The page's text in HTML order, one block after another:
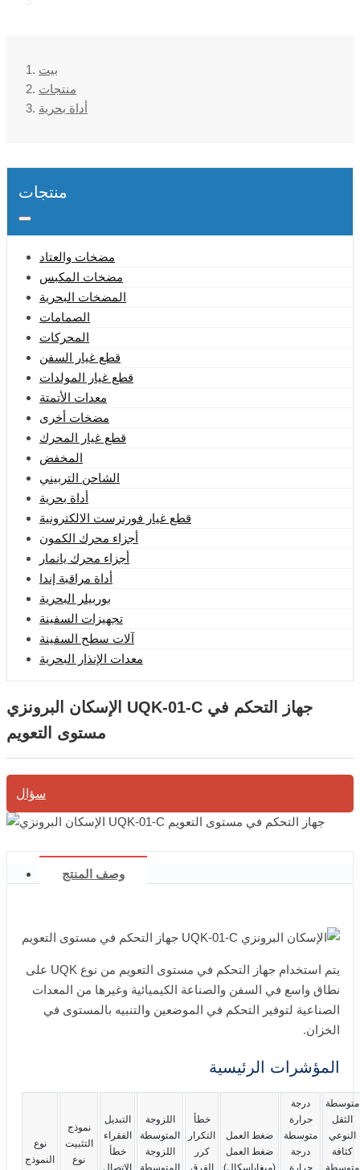
بيت
منتجات
أداة بحرية
منتجات
مضخات والعتاد
مضخات المكبس
المضخات البحرية
الصمامات
المحركات
قطع غيار السفن
قطع غيار المولدات
معدات الأتمتة
مضخات أخرى
قطع غيار المحرك
المخفض
الشاحن التربيني
أداة بحرية
قطع غيار فورترست الالكترونية
أجزاء محرك الكمون
أجزاء محرك يانمار
أداة مراقبة إندا
بوربيلر البحرية
تجهيزات السفينة
آلات سطح السفينة
معدات الإنذار البحرية
الإسكان البرونزي UQK-01-C جهاز التحكم في
مستوى التعويم
سؤال
وصف المنتج
يتم استخدام جهاز التحكم في مستوى التعويم من نوع UQK على
نطاق واسع في السفن والصناعة الكيميائية وغيرها من المعدات
الصناعية لتوفير التحكم في الموضعين والتنبيه بالمستوى في
الخزان.
المؤشرات الرئيسية
نوع
النموذج
نموذج
التثبيت
نوع
التبديل
الفقراء
خطأ
الاتصال
اللزوجة
المتوسطة
اللزوجة
المتوسطة
خطأ
التكرار
كرر
الفرق
ضغط العمل
ضغط العمل
(ميغاباسكال)
درجة
حرارة
متوسطة
درجة
حرارة
متوسطة
الثقل
النوعي
كثافة
متوسطة